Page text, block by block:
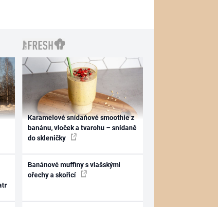
Karamelové snídaňové smoothie z
banánu, vloček a tvarohu – snídaně
do skleničky
Banánové muffiny s vlašskými
ořechy a skořicí